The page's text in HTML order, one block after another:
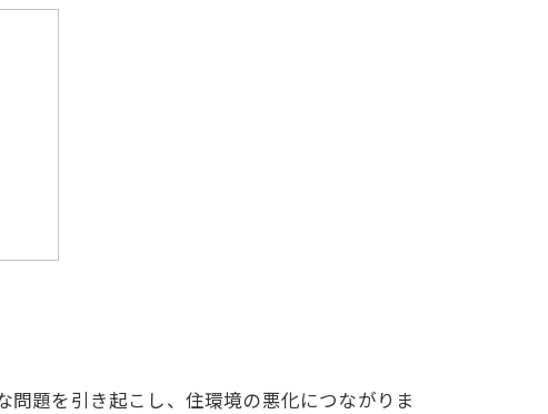
題を引き起こし、住環境の悪化につながりま